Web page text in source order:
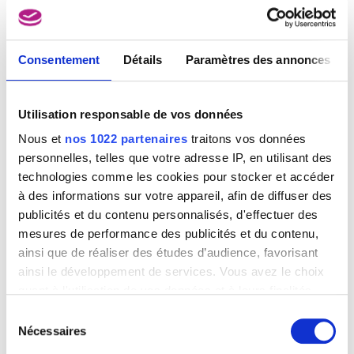
Consentement Détails Paramètres des annonces
Utilisation responsable de vos données
Nous et nos 1022 partenaires traitons vos données
personnelles, telles que votre adresse IP, en utilisant des
technologies comme les cookies pour stocker et accéder
à des informations sur votre appareil, afin de diffuser des
publicités et du contenu personnalisés, d'effectuer des
mesures de performance des publicités et du contenu,
ainsi que de réaliser des études d’audience, favorisant
ainsi le développement de services. Vous avez le choix
tout moment en consultant la Déclaration relative aux
cookies ou en cliquant sur l'icône de confidentialité.
Nécessaires
Le moulin d'Eprave
Théodore Fourmois